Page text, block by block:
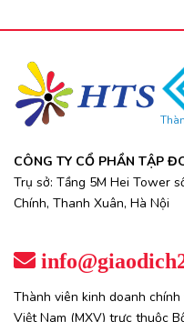
CÔNG TY CỔ PHẦN TẬP
Trụ sở: Tầng 5M Hei Tower
Chính, Thanh Xuân, Hà Nội
Thành viên kinh doanh
Việt Nam (MXV) trực thuộc